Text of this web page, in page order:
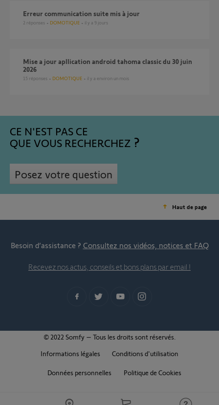
Erreur communication suite mis à jour
2 réponses DOMOTIQUE il y a 9 jours
Mise a jour apllication android tahoma classic du 30 juin
2026
15 réponses DOMOTIQUE il y a environ un mois
CE N'EST PAS CE
QUE VOUS RECHERCHEZ
Posez votre question
Haut de page
Besoin d’assistance ? Consultez nos vidéos, notices et FAQ
Recevez nos actus, conseils et bons plans par email !
© 2022 Somfy – Tous les droits sont réservés.
Informations légales
Conditions d'utilisation
Données personnelles Politique de Cookies